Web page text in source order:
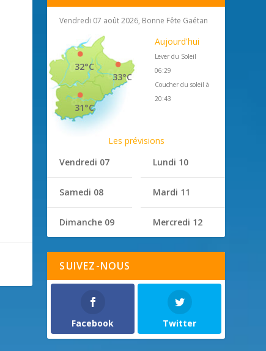
Vendredi 07 août 2026, Bonne Fête Gaétan
33°C
32°C
31°C
Aujourd'hui
Lever du Soleil
06:29
Coucher du soleil à
20:43
Les prévisions
Vendredi 07
Samedi 08
Dimanche 09
Lundi 10
Mardi 11
Mercredi 12
SUIVEZ-NOUS
Facebook Twitter